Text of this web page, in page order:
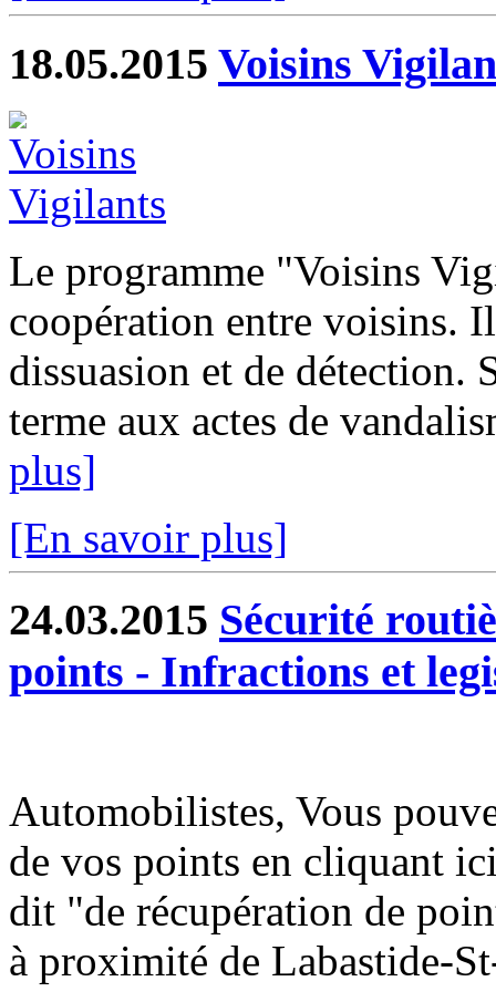
18.05.2015 Voisins
Le programme "Voisins
coopération entre voisins.
dissuasion et de détection.
terme aux actes de
plus]
[En savoir plus]
24.03.2015 Sécurité
points - Infractions et
Automobilistes, Vous
de vos points en cliquant
dit "de récupération de
à proximité de Labastide-